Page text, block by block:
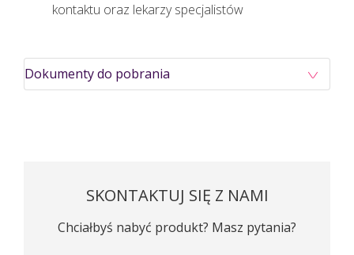
kontaktu oraz lekarzy specjalistów
Dokumenty do pobrania
SKONTAKTUJ SIĘ Z NAMI
Chciałbyś nabyć produkt? Masz pytania?